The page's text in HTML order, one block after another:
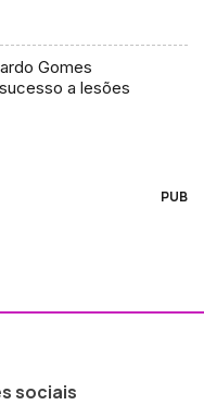
Gomes
a lesões
PUB
sociais